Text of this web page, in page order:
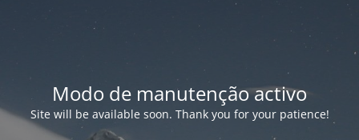
Modo de manutenção activo
Site will be available soon. Thank you for your patience!